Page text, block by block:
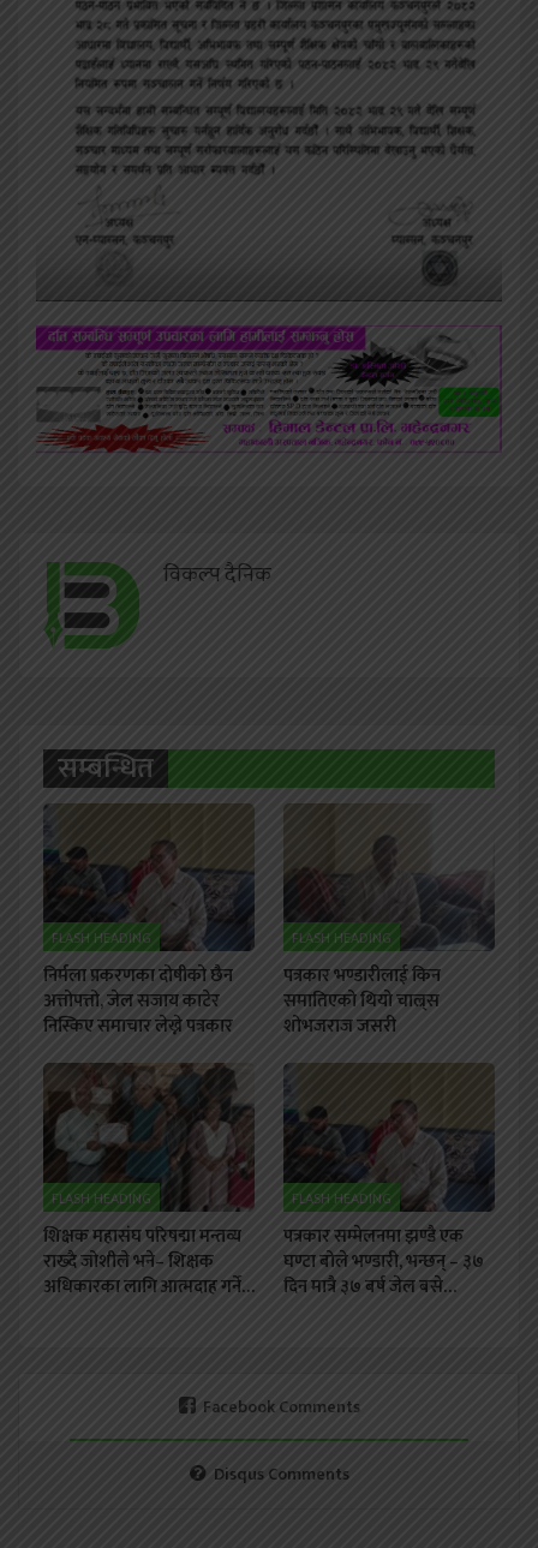
विकल्प दैनिक
सम्बन्धित
FLASH HEADING
निर्मला प्रकरणका दोषीको छैन
अत्तोपत्तो, जेल सजाय काटेर
निस्किए समाचार लेख्ने पत्रकार
FLASH HEADING
पत्रकार भण्डारीलाई किन
समातिएको थियो चाल्र्स
शोभजराज जसरी
FLASH HEADING
शिक्षक महासंघ परिषद्मा मन्तव्य
राख्दै जोशीले भने– शिक्षक
अधिकारका लागि आत्मदाह गर्ने…
FLASH HEADING
पत्रकार सम्मेलनमा झण्डै एक
घण्टा बोले भण्डारी, भन्छन् – ३७
दिन मात्रै ३७ बर्ष जेल बसे…
Facebook Comments
Disqus Comments